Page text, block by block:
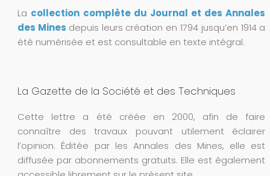
La collection complète du Journal et des Annales
des Mines depuis leurs création en 1794 jusqu’en 1914 a
été numérisée et est consultable en texte intégral.
La Gazette de la Société et des Techniques
Cette lettre a été créée en 2000, afin de faire
connaître des travaux pouvant utilement éclairer
l’opinion. Éditée par les Annales des Mines, elle est
diffusée par abonnements gratuits. Elle est également